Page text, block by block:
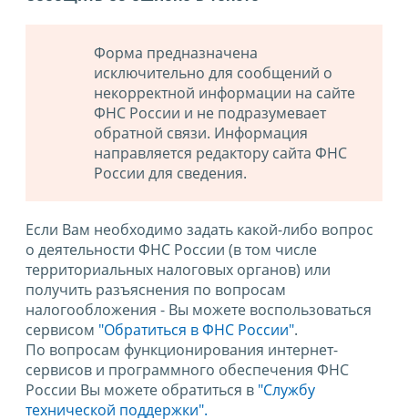
Форма предназначена
исключительно для сообщений о
некорректной информации на сайте
ФНС России и не подразумевает
обратной связи. Информация
направляется редактору сайта ФНС
России для сведения.
Если Вам необходимо задать какой-либо вопрос
о деятельности ФНС России (в том числе
территориальных налоговых органов) или
получить разъяснения по вопросам
налогообложения - Вы можете воспользоваться
сервисом "Обратиться в ФНС России".
По вопросам функционирования интернет-
сервисов и программного обеспечения ФНС
России Вы можете обратиться в "Службу
технической поддержки".